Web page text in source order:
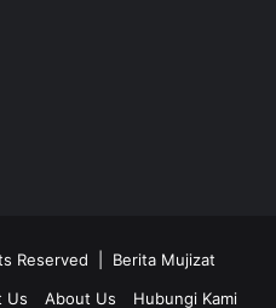
Reserved | Berita Mujizat
Us About Us Hubungi Kami